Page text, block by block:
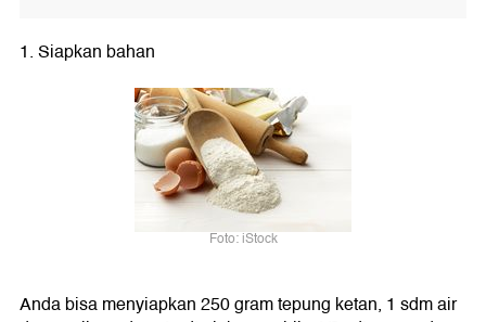
1. Siapkan bahan
Foto: iStock
Anda bisa menyiapkan 250 gram tepung ketan, 1 sdm air